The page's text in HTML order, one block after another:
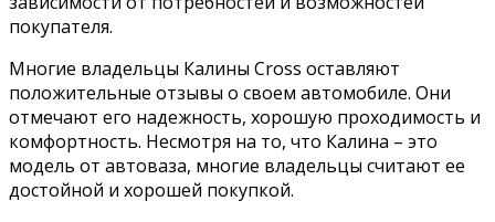
покупателя.
Многие владельцы Калины Cross оставляют
положительные отзывы о своем автомобиле. Они
отмечают его надежность, хорошую проходимость и
комфортность. Несмотря на то, что Калина – это
модель от автоваза, многие владельцы считают ее
достойной и хорошей покупкой.